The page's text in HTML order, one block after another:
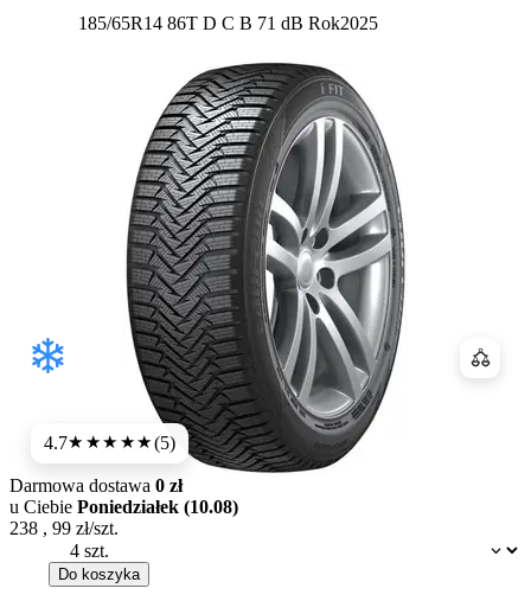
185/65R14 86T Etykieta:
D C B 71 dB Rok2025
4.7★★★★★(5)
Dostępność:
Darmowa dostawa 0 zł
u Ciebie Poniedziałek (10.08)
238 , 99 zł/szt.
Do koszyka